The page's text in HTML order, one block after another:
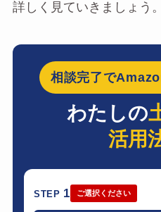
詳しく見ていきましょう。
相談完了で
わたしの
活用
STEP 1 ご選択ください